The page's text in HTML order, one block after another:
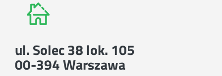
ul. Solec 38 lok. 105
00-394 Warszawa